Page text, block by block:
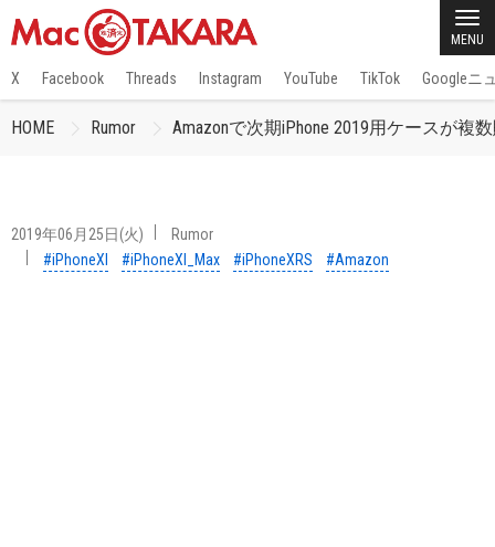
MENU
X Facebook Threads Instagram YouTube TikTok Googleニ
HOME Rumor Amazonで次期iPhone 2019用ケースが複
2019年06月25日(火)
Rumor
#iPhoneXI
#iPhoneXI_Max #iPhoneXRS #Amazon